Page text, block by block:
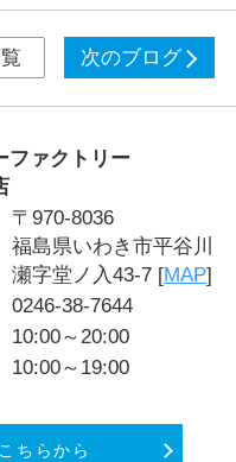
次のブログ
ファクトリー
〒970-8036
福島県いわき市平谷川
瀬字堂ノ入43-7 [MAP]
0246-38-7644
10:00～20:00
10:00～19:00
ちらから